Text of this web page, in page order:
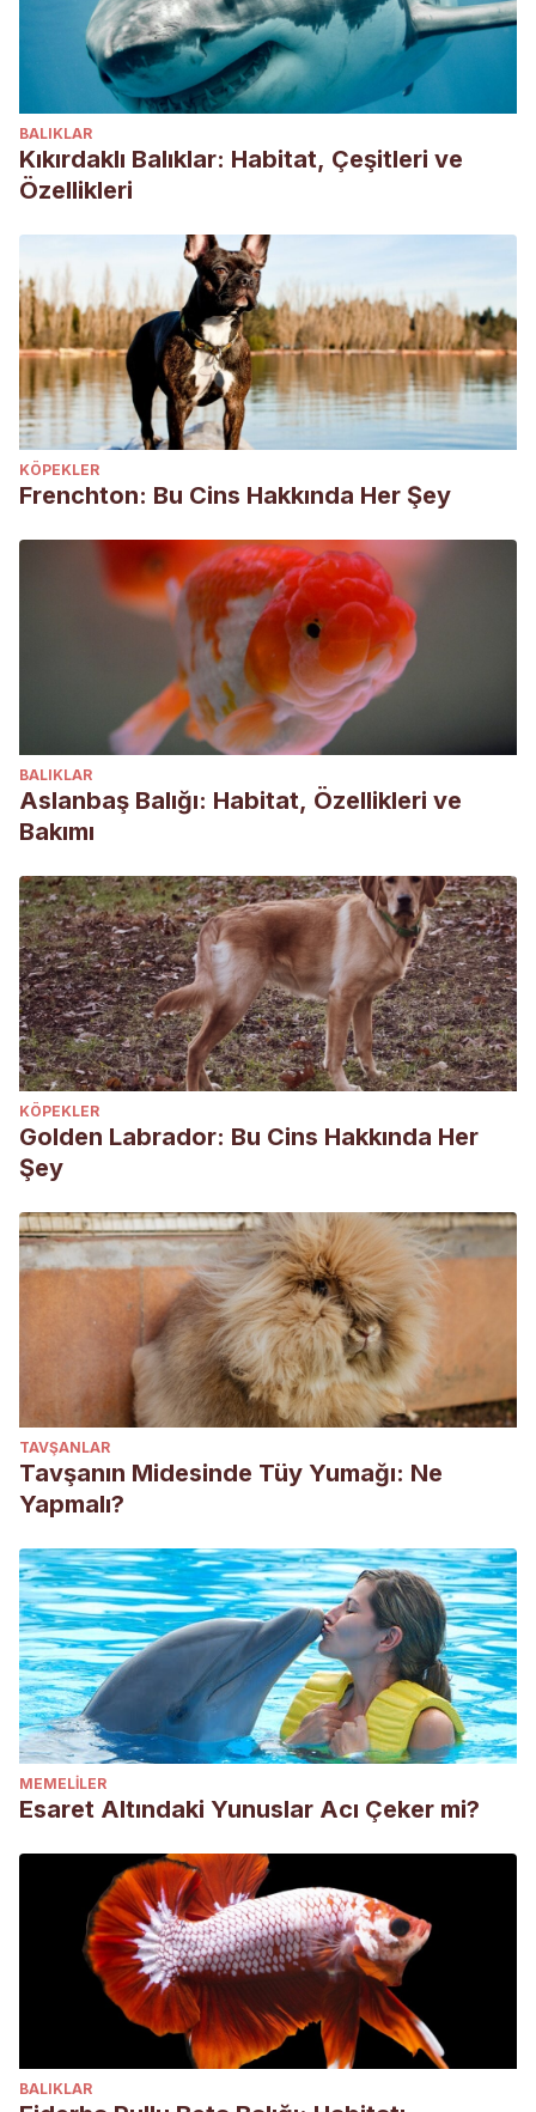
BALIKLAR
Kıkırdaklı Balıklar: Habitat, Çeşitleri ve
Özellikleri
KÖPEKLER
Frenchton: Bu Cins Hakkında Her Şey
BALIKLAR
Aslanbaş Balığı: Habitat, Özellikleri ve
Bakımı
KÖPEKLER
Golden Labrador: Bu Cins Hakkında Her
Şey
TAVŞANLAR
Tavşanın Midesinde Tüy Yumağı: Ne
Yapmalı?
MEMELILER
Esaret Altındaki Yunuslar Acı Çeker mi?
BALIKLAR